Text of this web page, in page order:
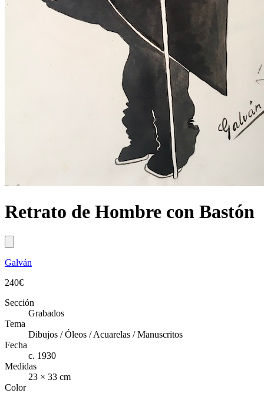
Retrato de Hombre con Bastón
Galván
240€
Sección
Grabados
Tema
Dibujos / Óleos / Acuarelas / Manuscritos
Fecha
c. 1930
Medidas
23 × 33 cm
Color